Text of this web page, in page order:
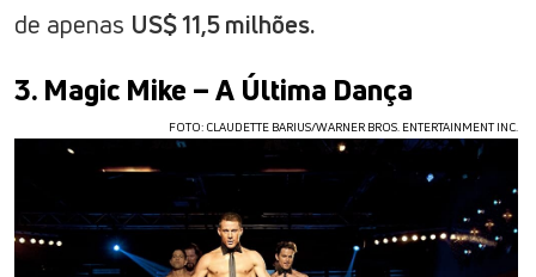
de apenas US$ 11,5 milhões.
3. Magic Mike – A Última Dança
FOTO: CLAUDETTE BARIUS/WARNER BROS. ENTERTAINMENT INC.